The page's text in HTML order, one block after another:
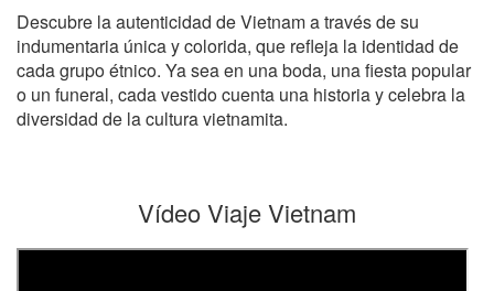
Descubre la autenticidad de Vietnam a través de su
indumentaria única y colorida, que refleja la identidad de
cada grupo étnico. Ya sea en una boda, una fiesta popular
o un funeral, cada vestido cuenta una historia y celebra la
diversidad de la cultura vietnamita.
Vídeo Viaje Vietnam